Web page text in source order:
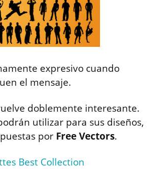
expresivo cuando
el mensaje.
doblemente interesante.
utilizar para sus diseños,
por Free Vectors.
Best Collection